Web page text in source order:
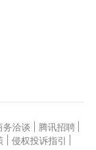
务洽谈 腾讯招聘
侵权投诉指引